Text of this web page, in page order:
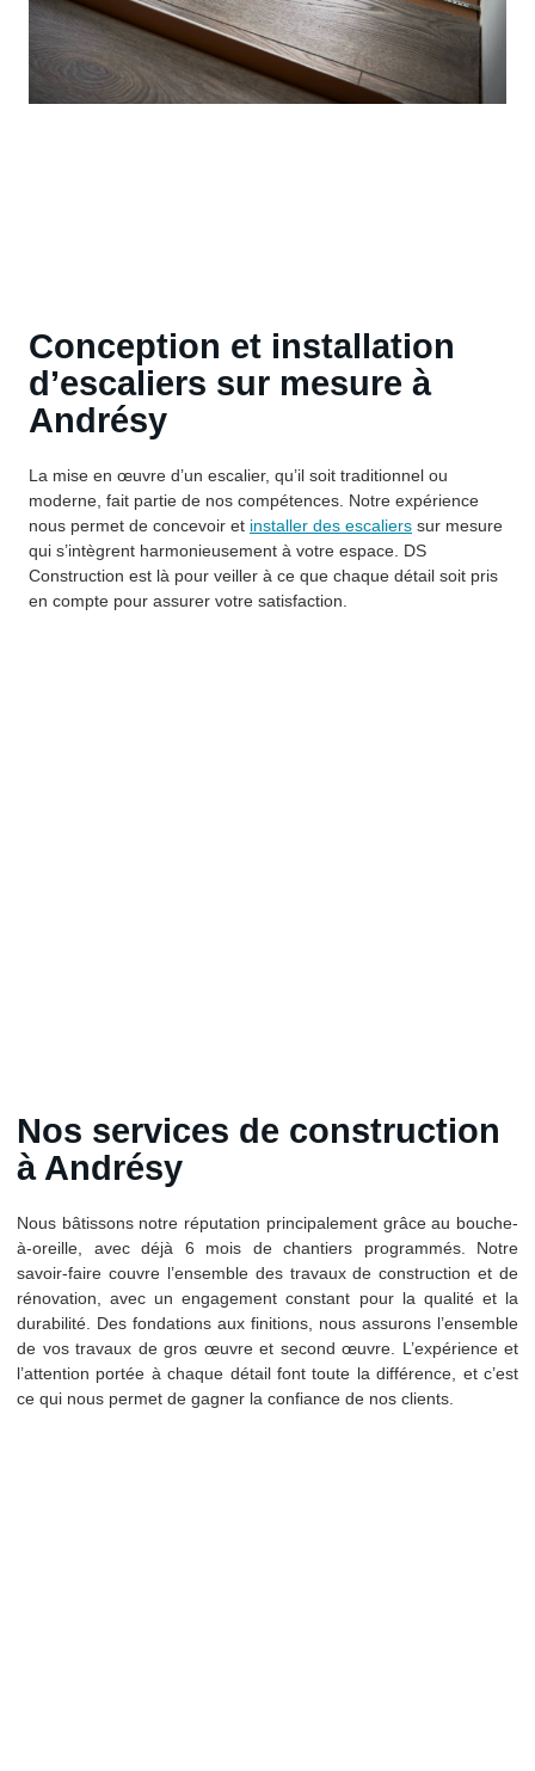
Conception et installation
d’escaliers sur mesure à
Andrésy
La mise en œuvre d’un escalier, qu’il soit traditionnel ou
moderne, fait partie de nos compétences. Notre expérience
nous permet de concevoir et installer des escaliers sur mesure
qui s’intègrent harmonieusement à votre espace. DS
Construction est là pour veiller à ce que chaque détail soit pris
en compte pour assurer votre satisfaction.
Nos services de construction
à Andrésy
Nous bâtissons notre réputation principalement grâce au bouche-
à-oreille, avec déjà 6 mois de chantiers programmés. Notre
savoir-faire couvre l’ensemble des travaux de construction et de
rénovation, avec un engagement constant pour la qualité et la
durabilité. Des fondations aux finitions, nous assurons l’ensemble
de vos travaux de gros œuvre et second œuvre. L’expérience et
l’attention portée à chaque détail font toute la différence, et c’est
ce qui nous permet de gagner la confiance de nos clients.